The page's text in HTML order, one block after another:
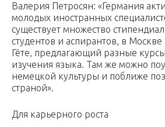
Валерия Петросян: «Германия
молодых иностранных
существует множество
студентов и аспирантов, в Москве
Гёте, предлагающий разные
изучения языка. Там же можно
немецкой культуры и поближе
страной».
Для карьерного роста